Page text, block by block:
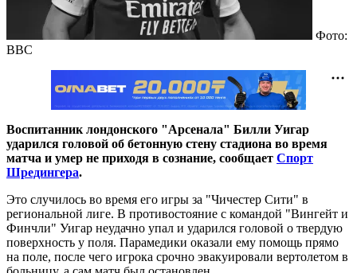
Фото:
BBC
Воспитанник лондонского "Арсенала" Билли Уигар
ударился головой об бетонную стену стадиона во время
матча и умер не приходя в сознание, сообщает Спорт
Шредингера.
Это случилось во время его игры за "Чичестер Сити" в
региональной лиге. В противостояние с командой "Вингейт и
Финчли" Уигар неудачно упал и ударился головой о твердую
поверхность у поля. Парамедики оказали ему помощь прямо
на поле, после чего игрока срочно эвакуировали вертолетом в